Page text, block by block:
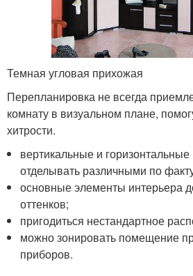
Темная угловая прихожая
Перепланировка не всегда
комнату в визуальном плане,
хитрости.
вертикальные и
отделывать различными по
основные элементы интерьера
оттенков;
пригодиться нестандартное
можно зонировать помещение
приборов.